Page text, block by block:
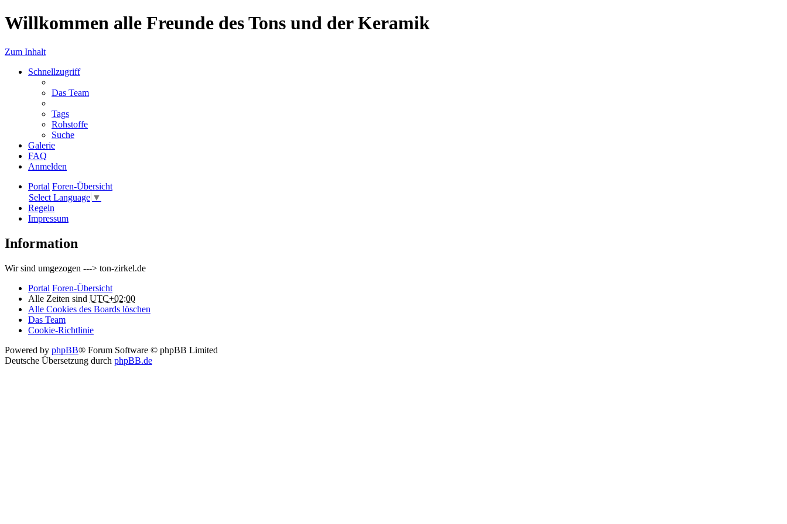
Willkommen alle Freunde des Tons und der Keramik
Zum Inhalt
Schnellzugriff
Das Team
Tags
Rohstoffe
Suche
Galerie
FAQ
Anmelden
Portal Foren-Übersicht
Select Language ▼
Regeln
Impressum
Information
Wir sind umgezogen ---> ton-zirkel.de
Portal Foren-Übersicht
Alle Zeiten sind UTC+02:00
Alle Cookies des Boards löschen
Das Team
Cookie-Richtlinie
Powered by phpBB® Forum Software © phpBB Limited
Deutsche Übersetzung durch phpBB.de